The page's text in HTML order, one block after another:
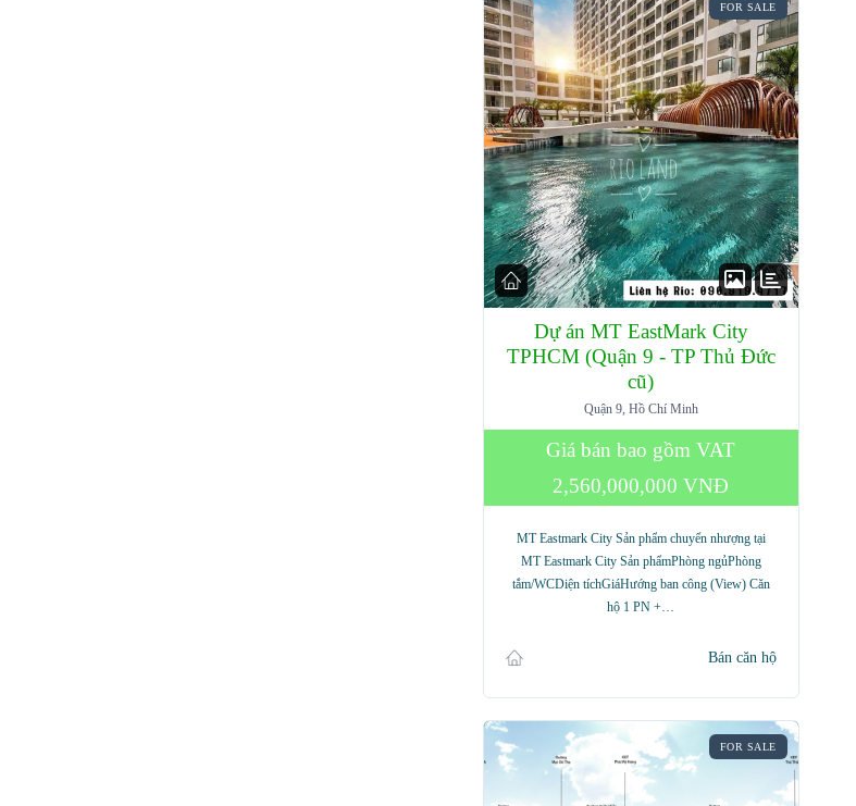
FOR SALE
Dự án MT EastMark City
TPHCM (Quận 9 - TP Thủ Đức
cũ)
Quận 9, Hồ Chí Minh
Giá bán bao gồm VAT
2,560,000,000 VNĐ
MT Eastmark City Sản phẩm chuyển nhượng tại
MT Eastmark City Sản phẩmPhòng ngủPhòng
tắm/WCDiện tíchGiáHướng ban công (View) Căn
hộ 1 PN +…
Bán căn hộ
FOR SALE